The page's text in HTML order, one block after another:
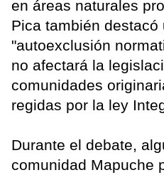
en áreas naturales
Pica también destacó
"autoexclusión
no afectará la
comunidades
regidas por la ley
Durante el debate,
comunidad Mapuche